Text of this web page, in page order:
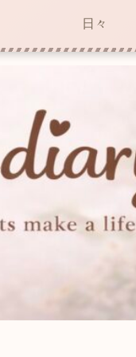
日々